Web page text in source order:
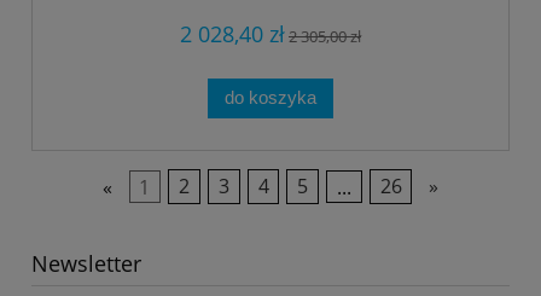
2 028,40 zł2 305,00 zł
do koszyka
« 1 2 3 4 5 ... 26 »
Newsletter